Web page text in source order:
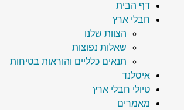
דף הבית
חבלי ארץ
הצוות שלנו
שאלות נפוצות
תנאים כלליים והוראות בטיחות
איסלנד
טיולי חבלי ארץ
מאמרים